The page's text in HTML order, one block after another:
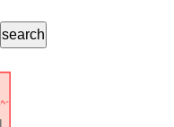
search